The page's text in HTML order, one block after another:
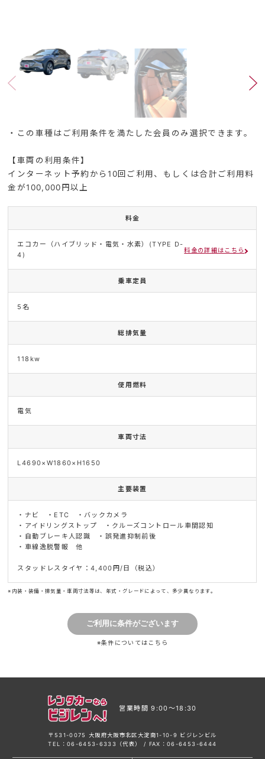
・この車種はご利用条件を満たした会員のみ選択できます。
【車両の利用条件】
インターネット予約から10回ご利用、もしくは合計ご利用料
金が100,000円以上
料金
エコカー（ハイブリッド・電気・水素）(TYPE D-
4)
料金の詳細はこちら
乗車定員
5名
総排気量
118kw
使用燃料
電気
車両寸法
L4690×W1860×H1650
主要装置
・ナビ ・ETC ・バックカメラ
・アイドリングストップ ・クルーズコントロール車間認知
・自動ブレーキ人認識 ・誤発進抑制前後
・車線逸脱警報 他
スタッドレスタイヤ：4,400円/日（税込）
※内装・装備・排気量・車両寸法等は、年式・グレードによって、多少異なります。
※条件については こちら
営業時間 9:00〜18:30
〒531-0075 大阪府大阪市北区大淀南1-10-9 ビジレンビル
TEL：06-6453-6333（代表） / FAX：06-6453-6444